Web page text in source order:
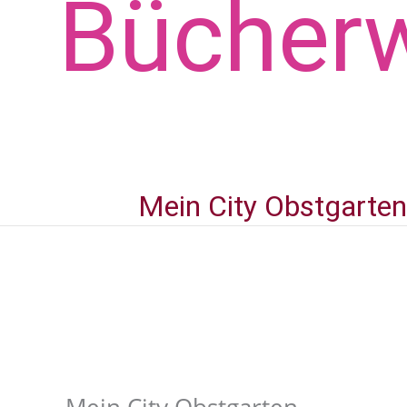
Mein City Obstgarten